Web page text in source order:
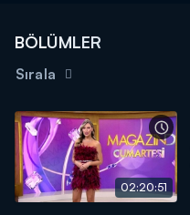
BÖLÜMLER
Sırala
02:20:51